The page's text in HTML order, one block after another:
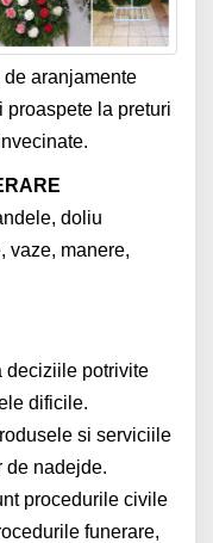
aranjamente
proaspete la preturi
doliu
vaze, manere,
deciziile potrivite
dificile.
si serviciile
de nadejde.
procedurile civile
funerare,